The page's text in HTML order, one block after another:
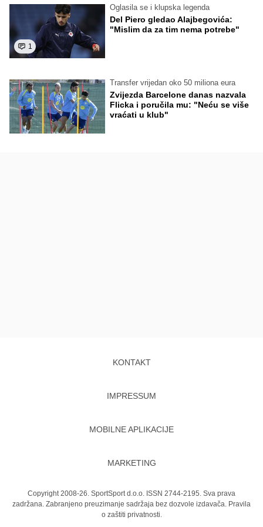
1
Oglasila se i klupska legenda
Del Piero gledao Alajbegovića:
"Mislim da za tim nema potrebe"
Transfer vrijedan oko 50 miliona eura
Zvijezda Barcelone danas nazvala
Flicka i poručila mu: "Neću se više
vraćati u klub"
KONTAKT
IMPRESSUM
MOBILNE APLIKACIJE
MARKETING
Copyright 2008-26. SportSport d.o.o. ISSN 2744-2195. Sva prava
zadržana. Zabranjeno preuzimanje sadržaja bez dozvole izdavača. Pravila
o zaštiti privatnosti.